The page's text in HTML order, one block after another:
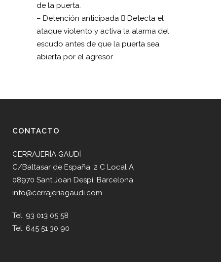
de la puerta.
– Detención anticipada  Detecta el
ataque violento y activa la alarma del
escudo antes de que la puerta sea
abierta por el agresor.
CONTACTO
CERRAJERÍA GAUDÍ
C/Baltasar de España, 2 C Local A
08970 Sant Joan Despí, Barcelona
info@cerrajeriagaudi.com
Tel. 93 013 05 58
Tel. 645 51 30 90